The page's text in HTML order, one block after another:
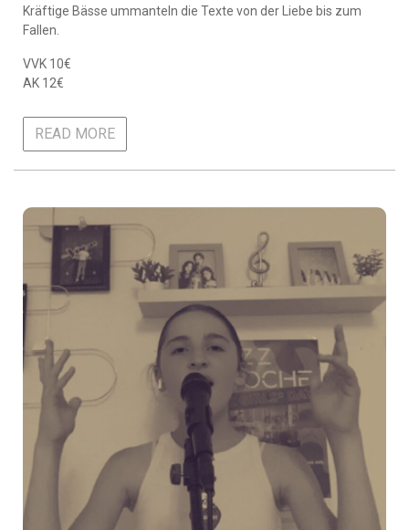
Kräftige Bässe ummanteln die Texte von der Liebe bis zum
Fallen.
VVK 10€
AK 12€
READ MORE